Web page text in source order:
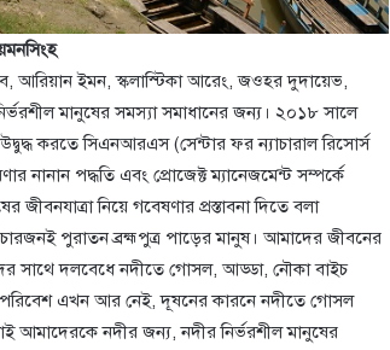
ইমন, স্কলাস্টিকা আরেং, জওহর দুদায়েভ,
মানুষের সমস্যা সমাধানের জন্য। ২০১৮ সালে
করতে সিএনআরএস (সেন্টার ফর ন্যাচারাল রিসোর্স
পদ্ধতি এবং প্রোজেক্ট ম্যানেজমেন্ট সম্পর্কে
নিয়ে গবেষণার প্রস্তাবনা দিতে বলা
পুরাতন ব্রহ্মপুত্র পাড়ের মানুষ। আমাদের জীবনের
সাথে দলবেধে নদীতে গোসল, আড্ডা, নৌকা বাইচ
পরিবেশ এখন আর নেই, দূষনের কারনে নদীতে গোসল
আমাদেরকে নদীর জন্য, নদীর নির্ভরশীল মানুষের